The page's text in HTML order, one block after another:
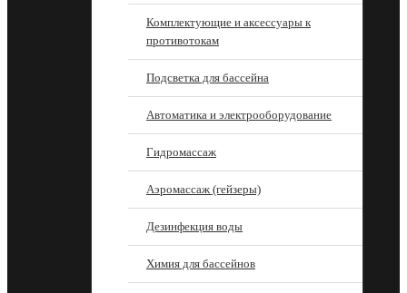
Комплектующие и аксессуары к
противотокам
Подсветка для бассейна
Автоматика и электрооборудование
Гидромассаж
Аэромассаж (гейзеры)
Дезинфекция воды
Химия для бассейнов